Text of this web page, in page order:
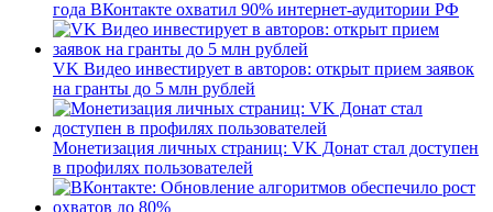
года ВКонтакте охватил 90% интернет-аудитории РФ
VK Видео инвестирует в авторов: открыт прием заявок
на гранты до 5 млн рублей
Монетизация личных страниц: VK Донат стал доступен
в профилях пользователей